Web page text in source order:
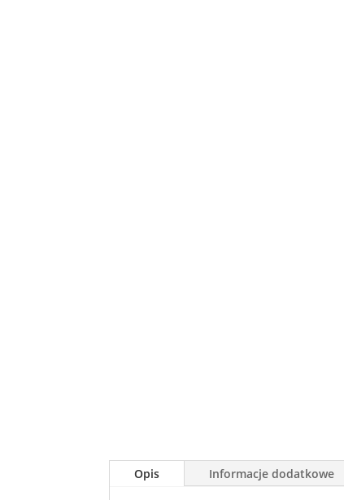
Opis Informacje dodatkowe